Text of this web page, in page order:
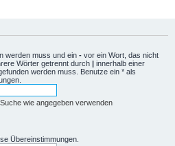
werden muss und ein - vor ein Wort, das nicht
Wörter getrennt durch | innerhalb einer
werden muss. Benutze ein * als
wie angegeben verwenden
Übereinstimmungen.